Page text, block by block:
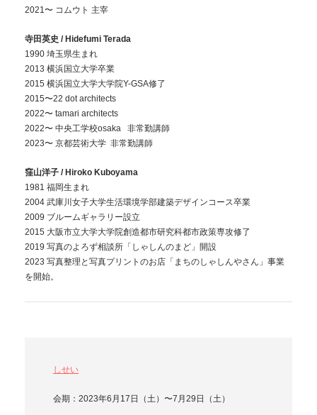
2021〜 コムウト 主宰
寺田英史 / Hidefumi Terada
1990 埼玉県生まれ
2013 横浜国立大学卒業
2015 横浜国立大学大学院Y-GSA修了
2015〜22 dot architects
2022〜 tamari architects
2022〜 中央工学校osaka 非常勤講師
2023〜 京都芸術大学 非常勤講師
窪山洋子 / Hiroko Kuboyama
1981 福岡生まれ
2004 武庫川女子大学生活環境学部建築デザインコース卒業
2009 ブルームギャラリー設立
2015 大阪市立大学大学院創造都市研究科都市政策専攻修了
2019 写真のよろず相談所「しゃしんのまど」開設
2023 写真整理と写真プリントのお店「まちのしゃしんやさん」事業
を開始。
しせい
会期：2023年6月17日（土）〜7月29日（土）